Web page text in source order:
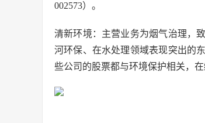
002573）。
清新环境：主营业务为烟气治理，
河环保、在水处理领域表现突出的
些公司的股票都与环境保护相关，